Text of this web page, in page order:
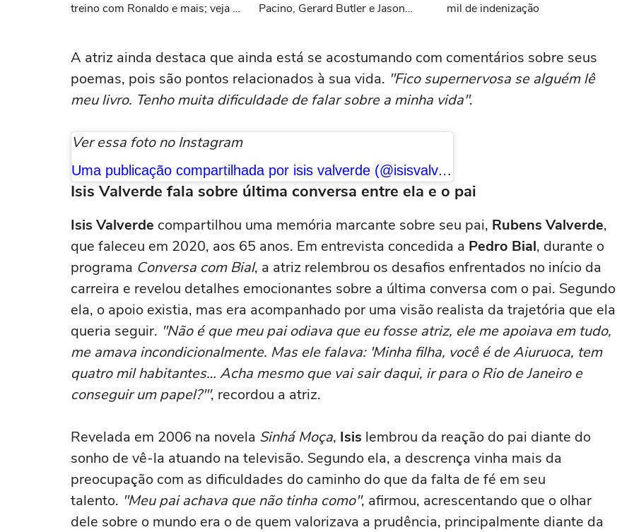
treino com Ronaldo e mais; veja a
Pacino, Gerard Butler e Jason
mil de indenização
A atriz ainda destaca que ainda está se acostumando com comentários sobre seus
poemas, pois são pontos relacionados à sua vida. "Fico supernervosa se alguém lê
meu livro. Tenho muita dificuldade de falar sobre a minha vida".
Ver essa foto no Instagram
Uma publicação compartilhada por isis valverde (@isisvalverde)
Isis Valverde fala sobre última conversa entre ela e o pai
Isis Valverde compartilhou uma memória marcante sobre seu pai, Rubens Valverde,
que faleceu em 2020, aos 65 anos. Em entrevista concedida a Pedro Bial, durante o
programa Conversa com Bial, a atriz relembrou os desafios enfrentados no início da
carreira e revelou detalhes emocionantes sobre a última conversa com o pai. Segundo
ela, o apoio existia, mas era acompanhado por uma visão realista da trajetória que ela
queria seguir. "Não é que meu pai odiava que eu fosse atriz, ele me apoiava em tudo,
me amava incondicionalmente. Mas ele falava: 'Minha filha, você é de Aiuruoca, tem
quatro mil habitantes… Acha mesmo que vai sair daqui, ir para o Rio de Janeiro e
conseguir um papel?'", recordou a atriz.
Revelada em 2006 na novela Sinhá Moça, Isis lembrou da reação do pai diante do
sonho de vê-la atuando na televisão. Segundo ela, a descrença vinha mais da
preocupação com as dificuldades do caminho do que da falta de fé em seu
talento. "Meu pai achava que não tinha como", afirmou, acrescentando que o olhar
dele sobre o mundo era o de quem valorizava a prudência, principalmente diante da